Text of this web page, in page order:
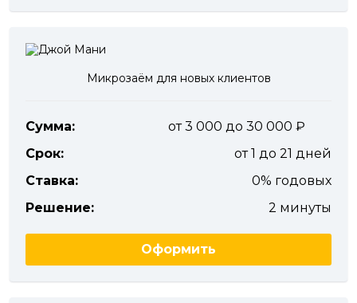
Микрозаём для новых клиентов
Сумма:
от 3 000 до 30 000
Срок:
от 1 до 21 дней
Ставка:
0% годовых
Решение:
2 минуты
Оформить